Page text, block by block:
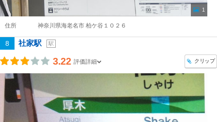
1
住所 神奈川県海老名市 柏ケ谷１０２６
8 社家駅 駅
3.22 評価詳細 クリップ